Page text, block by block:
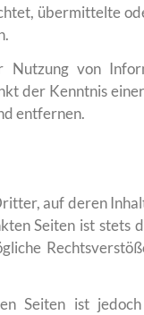
übermittelte
von
der Kenntnis
entfernen.
auf deren
Seiten ist
Seiten ist